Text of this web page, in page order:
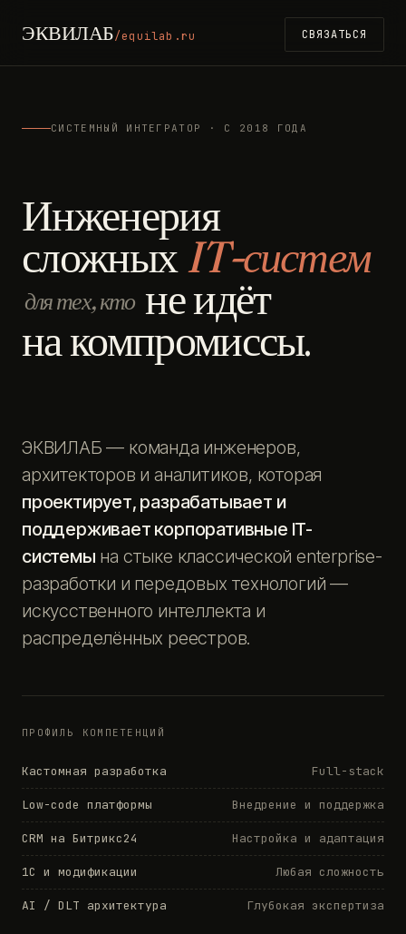
ЭКВИЛАБ/equilab.ru СВЯЗАТЬСЯ
СИСТЕМНЫЙ ИНТЕГРАТОР · С 2018 ГОДА
Инженерия
сложныхIT-систем
для тех, кто не идёт
на компромиссы.
ЭКВИЛАБ — команда инженеров,
архитекторов и аналитиков, которая
проектирует, разрабатывает и
поддерживает корпоративные IT-
системы на стыке классической enterprise-
разработки и передовых технологий —
искусственного интеллекта и
распределённых реестров.
ПРОФИЛЬ КОМПЕТЕНЦИЙ
Кастомная разработка Full-stack
Low-code платформы Внедрение и поддержка
CRM на Битрикс24 Настройка и адаптация
1С и модификации Любая сложность
AI / DLT архитектура Глубокая экспертиза